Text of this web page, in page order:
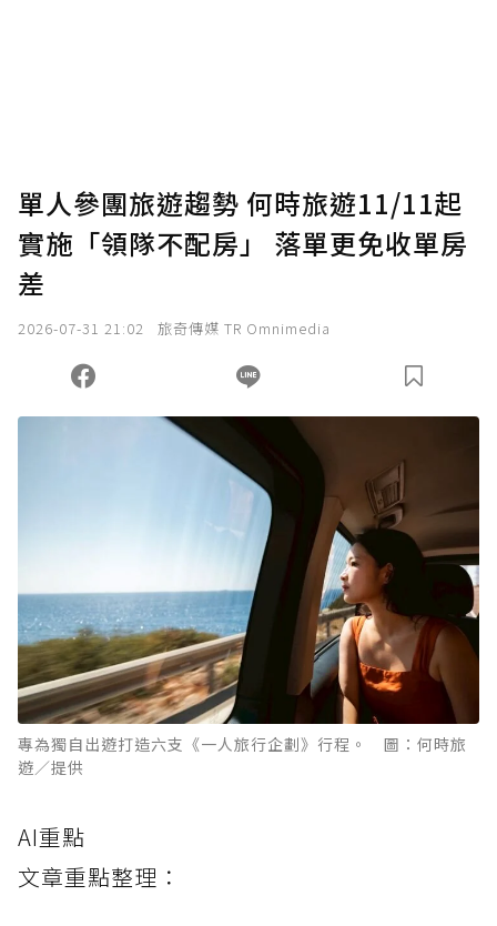
確認送出
您當前剩餘 U 利點數：0點；前往 購買點數
單人參團旅遊趨勢 何時旅遊11/11起
實施「領隊不配房」 落單更免收單房
差
2026-07-31 21:02 旅奇傳媒 TR Omnimedia
專為獨自出遊打造六支《一人旅行企劃》行程。 圖：何時旅
遊／提供
AI重點
文章重點整理：